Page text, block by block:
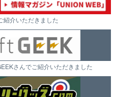
紹介いただきました
さんでご紹介いただきました